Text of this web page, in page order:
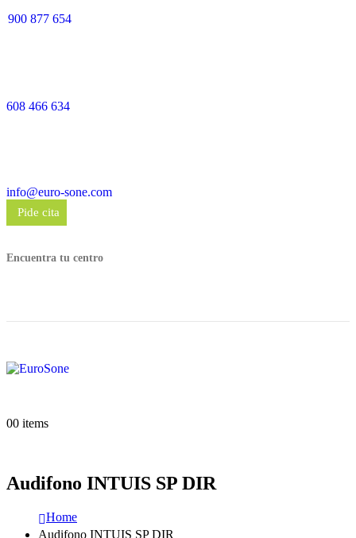
900 877 654
608 466 634
info@euro-sone.com
Pide cita
Encuentra tu centro
00 items
Audifono INTUIS SP DIR
Home
Audifono INTUIS SP DIR